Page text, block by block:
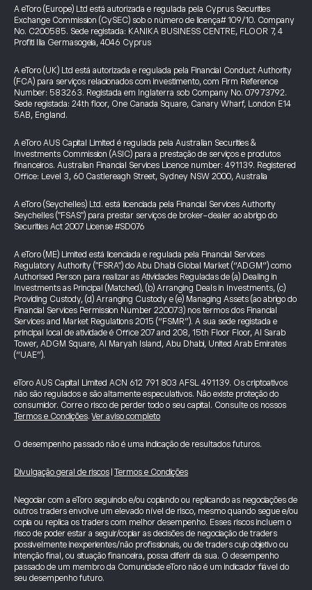
A eToro (Europe) Ltd está autorizada e regulada pela Cyprus Securities
Exchange Commission (CySEC) sob o número de licença# 109/10. Company
No. C200585. Sede registada: KANIKA BUSINESS CENTRE, FLOOR 7, 4
Profiti Ilia Germasogeia, 4046 Cyprus
A eToro (UK) Ltd está autorizada e regulada pela Financial Conduct Authority
(FCA) para serviços relacionados com investimento, com Firm Reference
Number: 583263. Registada em Inglaterra sob Company No. 07973792.
Sede registada: 24th floor, One Canada Square, Canary Wharf, London E14
5AB, England.
A eToro AUS Capital Limited é regulada pela Australian Securities &
Investments Commission (ASIC) para a prestação de serviços e produtos
financeiros. Australian Financial Services Licence number: 491139. Registered
Office: Level 3, 60 Castlereagh Street, Sydney NSW 2000, Australia
A eToro (Seychelles) Ltd. está licenciada pela Financial Services Authority
Seychelles ("FSAS") para prestar serviços de broker-dealer ao abrigo do
Securities Act 2007 License #SD076
A eToro (ME) Limited está licenciada e regulada pela Financial Services
Regulatory Authority ("FSRA") do Abu Dhabi Global Market (“ADGM”) como
Authorised Person para realizar as Atividades Reguladas de (a) Dealing in
Investments as Principal (Matched), (b) Arranging Deals in Investments, (c)
Providing Custody, (d) Arranging Custody e (e) Managing Assets (ao abrigo do
Financial Services Permission Number 220073) nos termos dos Financial
Services and Market Regulations 2015 (“FSMR”). A sua sede registada e
principal local de atividade é Office 207 and 208, 15th Floor Floor, Al Sarab
Tower, ADGM Square, Al Maryah Island, Abu Dhabi, United Arab Emirates
(“UAE”).
eToro AUS Capital Limited ACN 612 791 803 AFSL 491139. Os criptoativos
não são regulados e são altamente especulativos. Não existe proteção do
consumidor. Corre o risco de perder todo o seu capital. Consulte os nossos
Termos e Condições.Ver aviso completo
O desempenho passado não é uma indicação de resultados futuros.
Divulgação geral de riscos Termos e Condições
Negociar com a eToro seguindo e/ou copiando ou replicando as negociações de
outros traders envolve um elevado nível de risco, mesmo quando segue e/ou
copia ou replica os traders com melhor desempenho. Esses riscos incluem o
risco de poder estar a seguir/copiar as decisões de negociação de traders
possivelmente inexperientes/não profissionais, ou de traders cujo objetivo ou
intenção final, ou situação financeira, possa diferir da sua. O desempenho
passado de um membro da Comunidade eToro não é um indicador fiável do
seu desempenho futuro.